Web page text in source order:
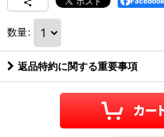
数量:
返品特約に関する重要事項